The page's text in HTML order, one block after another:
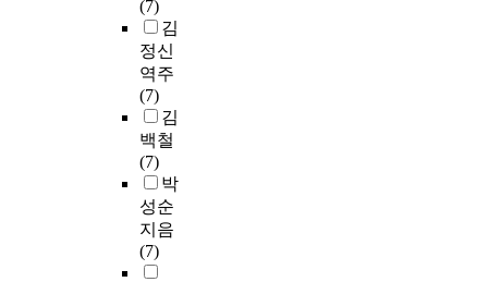
(7)
김
정신
역주
(7)
김
백철
(7)
박
성순
지음
(7)